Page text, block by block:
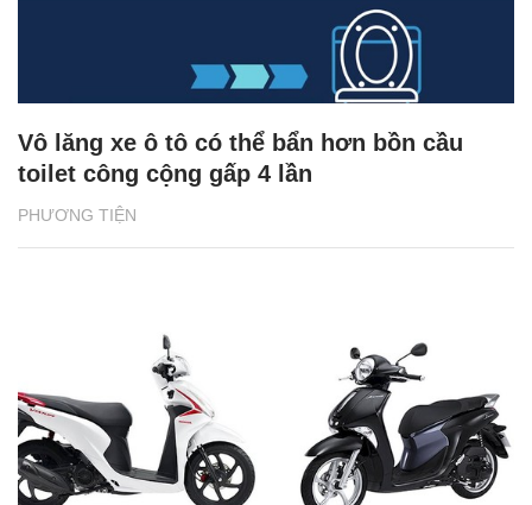
PHƯƠNG TIỆN
Vô lăng xe ô tô có thể bẩn hơn bồn cầu
toilet công cộng gấp 4 lần